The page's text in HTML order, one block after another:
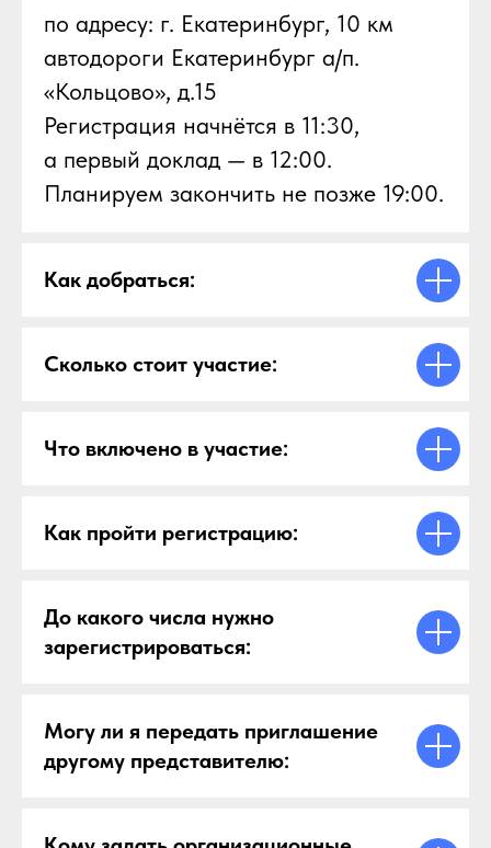
по адресу: г. Екатеринбург, 10 км
автодороги Екатеринбург а/п.
«Кольцово», д.15
Регистрация начнётся в 11:30,
а первый доклад — в 12:00.
Планируем закончить не позже 19:00.
Как добраться:
Сколько стоит участие:
Что включено в участие:
Как пройти регистрацию:
До какого числа нужно
зарегистрироваться:
Могу ли я передать приглашение
другому представителю: